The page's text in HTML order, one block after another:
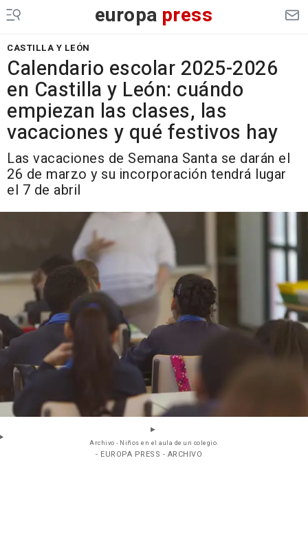
europa press
CASTILLA Y LEÓN
Calendario escolar 2025-2026
en Castilla y León: cuándo
empiezan las clases, las
vacaciones y qué festivos hay
Las vacaciones de Semana Santa se darán el
26 de marzo y su incorporación tendrá lugar
el 7 de abril
Archivo - Niños en el aula de un colegio.
- EUROPA PRESS - ARCHIVO